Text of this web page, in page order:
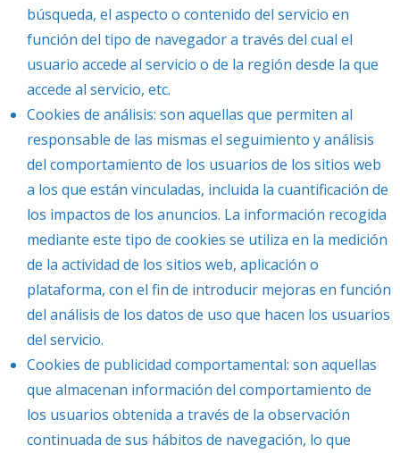
búsqueda, el aspecto o contenido del servicio en
función del tipo de navegador a través del cual el
usuario accede al servicio o de la región desde la que
accede al servicio, etc.
Cookies de análisis: son aquellas que permiten al
responsable de las mismas el seguimiento y análisis
del comportamiento de los usuarios de los sitios web
a los que están vinculadas, incluida la cuantificación de
los impactos de los anuncios. La información recogida
mediante este tipo de cookies se utiliza en la medición
de la actividad de los sitios web, aplicación o
plataforma, con el fin de introducir mejoras en función
del análisis de los datos de uso que hacen los usuarios
del servicio.
Cookies de publicidad comportamental: son aquellas
que almacenan información del comportamiento de
los usuarios obtenida a través de la observación
continuada de sus hábitos de navegación, lo que